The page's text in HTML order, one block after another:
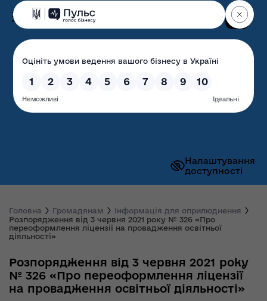
Налаштування
доступності
Волинська обласна
державна адміністрація
Головна Громадянам
Інформація для оприлюднення
Розпорядження від 3 червня 2021 року № 326 «Про
переоформлення ліцензії на провадження освітньої
діяльності»
Розпорядження від 3 червня 2021 року
№ 326 «Про переоформлення ліцензії
на провадження освітньої діяльності»